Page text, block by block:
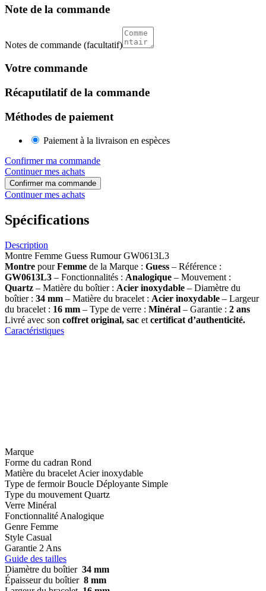
Note de la commande
Notes de commande (facultatif)
Votre commande
Récaputilatif de la commande
Méthodes de paiement
Paiement à la livraison en espèces
Confirmer ma commande
Continuer mes achats
Confirmer ma commande
Continuer mes achats
Spécifications
Description
Montre Femme Guess Rumour GW0613L3
Montre pourFemme de la Marque : Guess – Référence :
GW0613L3 – Fonctionnalités : Analogique – Mouvement :
Quartz – Matière du boîtier : Acier inoxydable – Diamètre du
boîtier : 34 mm – Matière du bracelet : Acier inoxydable – Largeur
du bracelet : 16 mm – Type de verre : Minéral – Garantie : 2 ans
Livré avec son coffret original, sac et certificat d’authenticité.
Caractéristiques
Marque
Forme du cadran Rond
Matière du bracelet Acier inoxydable
Type de fermoir Boucle Déployante Simple
Type du mouvement Quartz
Verre Minéral
Fonctionnalité Analogique
Genre Femme
Style Casual
Garantie 2 Ans
Guide des tailles
Diamètre du boîtier 34 mm
Épaisseur du boîtier 8 mm